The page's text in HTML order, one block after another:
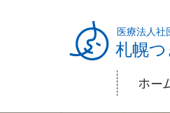
ホー